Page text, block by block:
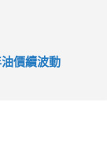
價續波動
錦標